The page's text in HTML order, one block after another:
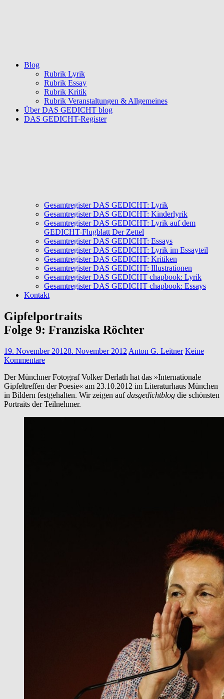
Blog
Rubrik Lyrik
Rubrik Essay
Rubrik Kritik
Rubrik Veranstaltungen & Allgemeines
Über DAS GEDICHT blog
DAS GEDICHT-Register
Gesamtregister DAS GEDICHT: Lyrik
Gesamtregister DAS GEDICHT: Kinderlyrik
Gesamtregister DAS GEDICHT: Lyrik auf dem
GEDICHT-Flugblatt Der Zettel
Gesamtregister DAS GEDICHT: Essays
Gesamtregister DAS GEDICHT: Lyrik im Essayteil
Gesamtregister DAS GEDICHT: Kritiken
Gesamtregister DAS GEDICHT: Illustrationen
Gesamtregister DAS GEDICHT chapbook: Lyrik
Gesamtregister DAS GEDICHT chapbook: Essays
Kontakt
Gipfelportraits
Folge 9: Franziska Röchter
19. November 20128. November 2012 Anton G. Leitner Keine
Kommentare
Der Münchner Fotograf Volker Derlath hat das »Internationale
Gipfeltreffen der Poesie« am 23.10.2012 im Literaturhaus München
in Bildern festgehalten. Wir zeigen aufdasgedichtblog die schönsten
Portraits der Teilnehmer.